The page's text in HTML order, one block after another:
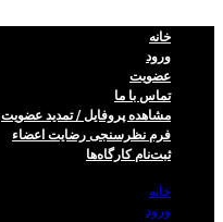
خانه
ورود
عضویت
تماس با ما
مشاهده پروفایل / تمدید عضویت
فرم نظر‌سنجی رضایت اعضاء
ثبت‌نام کارگاه‌ها
خانه
ورود